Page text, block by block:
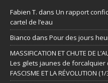
Fabien T. dans Un rapport
cartel de l’eau
Bianco dans Pour des jours
MASSIFICATION ET CHUTE DE
Les gilets jaunes de forcalquier
FASCISME ET LA RÉVOLUTION (1/